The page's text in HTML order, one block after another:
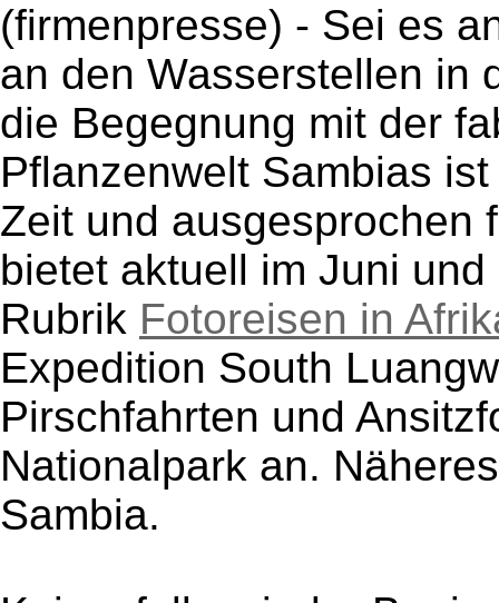
(firmenpresse) - Sei es
an den Wasserstellen in
die Begegnung mit der
Pflanzenwelt Sambias
Zeit und ausgesprochen
bietet aktuell im Juni
Rubrik Fotoreisen in
Expedition South
Pirschfahrten und
Nationalpark an.
Sambia.